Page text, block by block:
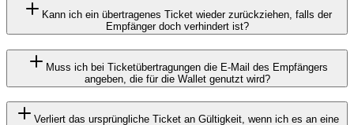
Kann ich ein übertragenes Ticket wieder zurückziehen, falls der
Empfänger doch verhindert ist?
Muss ich bei Ticketübertragungen die E-Mail des Empfängers
angeben, die für die Wallet genutzt wird?
Verliert das ursprüngliche Ticket an Gültigkeit, wenn ich es an eine